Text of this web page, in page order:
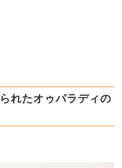
れたオゥパラディの